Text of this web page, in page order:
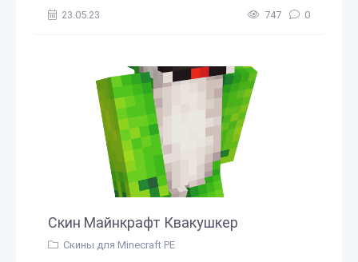
23.05.23 747 0
Скин Майнкрафт Квакушкер
Скины для Minecraft PE